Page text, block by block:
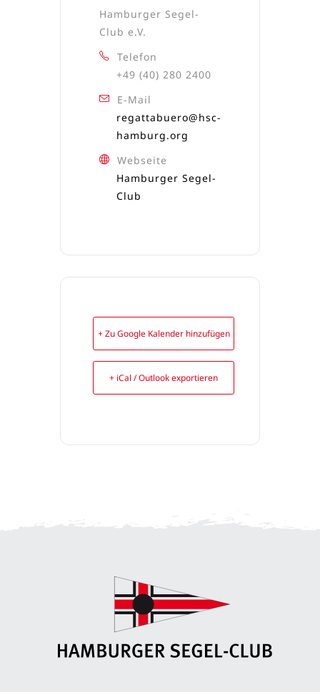
Hamburger Segel-
Club e.V.
Telefon
+49 (40) 280 2400
E-Mail
regattabuero@hsc-
hamburg.org
Webseite
Hamburger Segel-
Club
+ Zu Google Kalender hinzufügen
+ iCal / Outlook exportieren